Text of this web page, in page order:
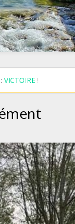
VICTOIRE !